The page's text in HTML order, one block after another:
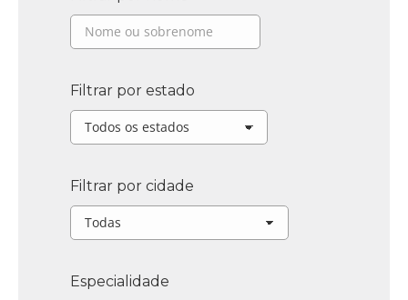
Filtrar por estado
Filtrar por cidade
Especialidade